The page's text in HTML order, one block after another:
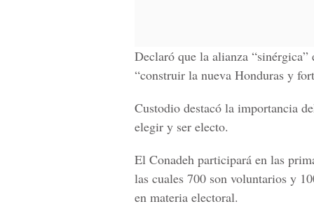
Declaró que la alianza
“construir la nueva Honduras y
Custodio destacó la importancia
elegir y ser electo.
El Conadeh participará en las
las cuales 700 son voluntarios y
en materia electoral.